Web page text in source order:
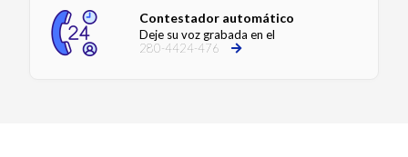
Contestador automático
Deje su voz grabada en el
280-4424-476